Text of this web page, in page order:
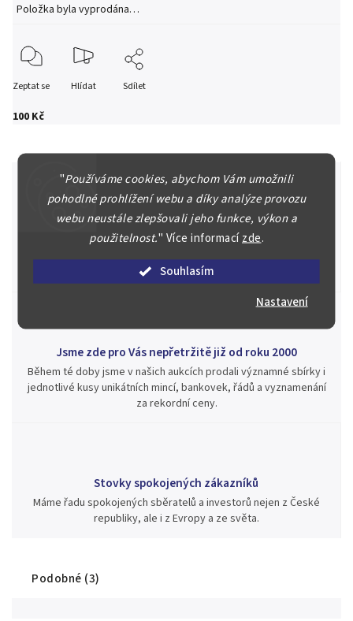
"Používáme cookies, abychom Vám umožnili
pohodlné prohlížení webu a díky analýze provozu
webu neustále zlepšovali jeho funkce, výkon a
použitelnost." Více informacízde.
Souhlasím
Nastavení
100 Kč
Položka byla vyprodána…
Zeptat se Hlídat Sdílet
Špičkové služby za nejlepší ceny
Náš kolektiv specialistů a znalců se Vám bude plně věnovat.
Posoudíme kvalitu a pravost Vašeho materiálu, prodáme v naší
aukci nebo Vám poradíme kam investovat.
Jsme zde pro Vás nepřetržitě již od roku 2000
Během té doby jsme v našich aukcích prodali významné sbírky i
jednotlivé kusy unikátních mincí, bankovek, řádů a vyznamenání
za rekordní ceny.
Stovky spokojených zákazníků
Máme řadu spokojených sběratelů a investorů nejen z České
republiky, ale i z Evropy a ze světa.
Podobné (3)